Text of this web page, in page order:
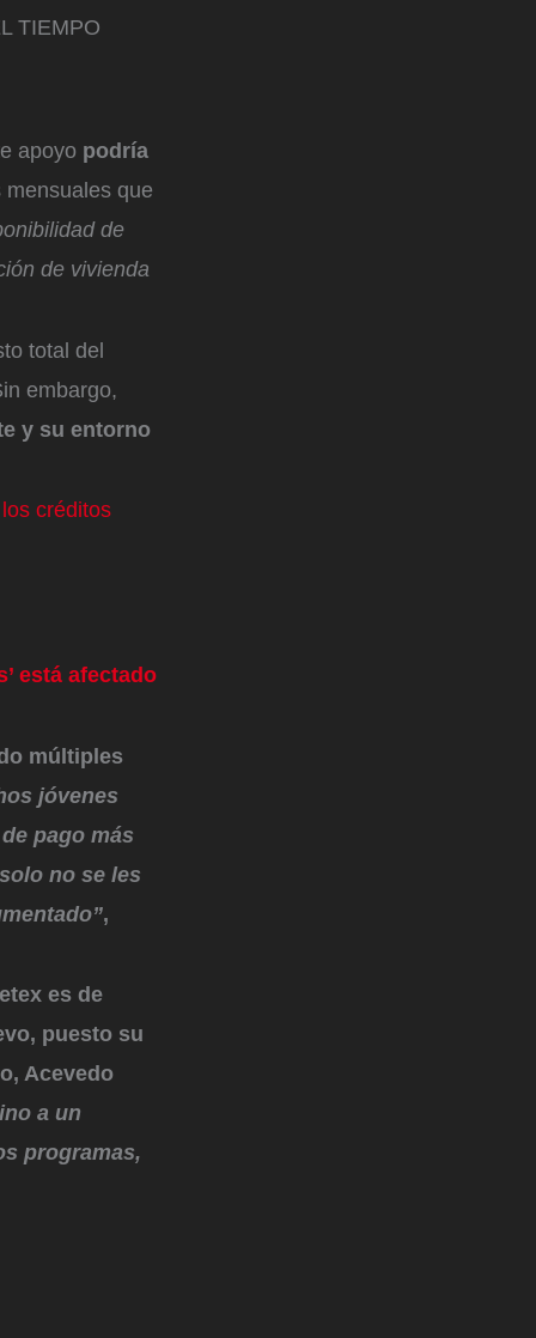
TIEMPO
apoyo podría
que
de
de vivienda
total del
embargo,
y su entorno
créditos
está afectado
múltiples
jóvenes
pago más
no se les
,
es de
puesto su
Acevedo
a un
programas,